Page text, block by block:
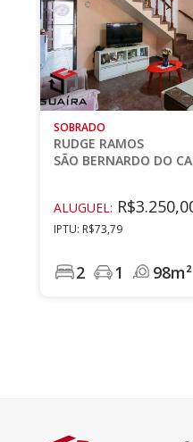
SOBRADO
RUDGE RAMOS
SÃO BERNARDO DO
ALUGUEL:
IPTU: R$73,79
2 1 98m²